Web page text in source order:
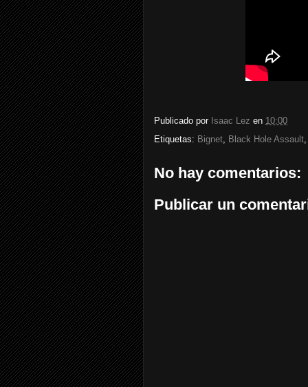
Publicado por Isaac Lez en 10:00
Etiquetas: Bignet, Black Hole Assault
No hay comentarios:
Publicar un